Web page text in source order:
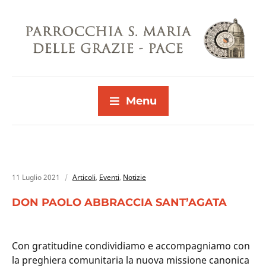
Menu
11 Luglio 2021 Articoli, Eventi, Notizie
DON PAOLO ABBRACCIA SANT’AGATA
Con gratitudine condividiamo e accompagniamo con
la preghiera comunitaria la nuova missione canonica